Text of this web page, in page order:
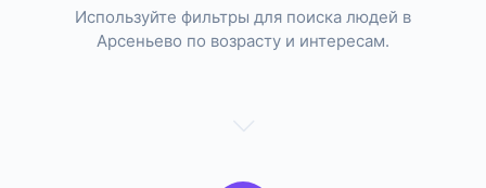
Используйте фильтры для поиска людей в
Арсеньево по возрасту и интересам.